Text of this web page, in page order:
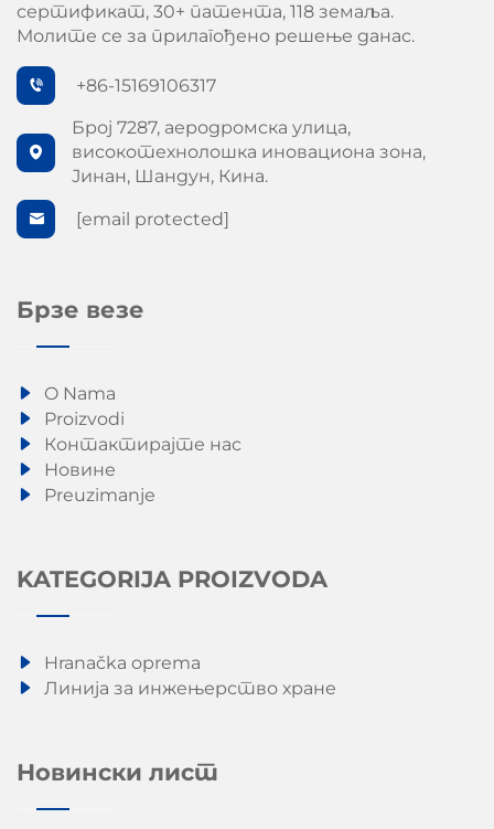
сертификат, 30+ патента, 118 земаља.
Молите се за прилагођено решење данас.
+86-15169106317
Број 7287, аеродромска улица,
високотехнолошка иновациона зона,
Јинан, Шандун, Кина.
[email protected]
Брзе везе
O Nama
Proizvodi
Контактирајте нас
Новине
Preuzimanje
KATEGORIJA PROIZVODA
Hranačka oprema
Линија за инжењерство хране
Новински лист